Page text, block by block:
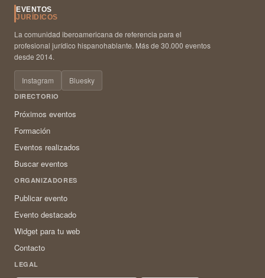
EVENTOS
JURÍDICOS
La comunidad iberoamericana de referencia para el
profesional jurídico hispanohablante. Más de 30.000 eventos
desde 2014.
Instagram Bluesky
DIRECTORIO
Próximos eventos
Formación
Eventos realizados
Buscar eventos
ORGANIZADORES
Publicar evento
Evento destacado
Widget para tu web
Contacto
LEGAL